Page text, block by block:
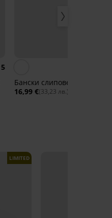
5
Бански слипове Patric
16,99 €(33,23 лв.)
LIMITED